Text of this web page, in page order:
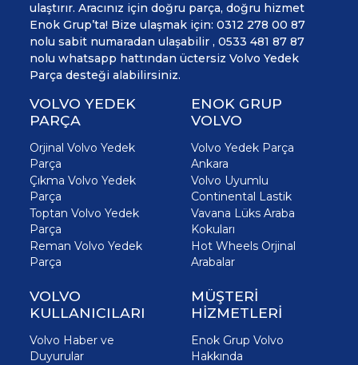
ulaştırır. Aracınız için doğru parça, doğru hizmet
Enok Grup’ta! Bize ulaşmak için: 0312 278 00 87
nolu sabit numaradan ulaşabilir , 0533 481 87 87
nolu whatsapp hattından üctersiz Volvo Yedek
Parça desteği alabilirsiniz.
VOLVO YEDEK
PARÇA
Orjinal Volvo Yedek
Parça
Çıkma Volvo Yedek
Parça
Toptan Volvo Yedek
Parça
Reman Volvo Yedek
Parça
ENOK GRUP
VOLVO
Volvo Yedek Parça
Ankara
Volvo Uyumlu
Continental Lastik
Vavana Lüks Araba
Kokuları
Hot Wheels Orjinal
Arabalar
VOLVO
KULLANICILARI
Volvo Haber ve
Duyurular
MÜŞTERİ
HİZMETLERİ
Enok Grup Volvo
Hakkında